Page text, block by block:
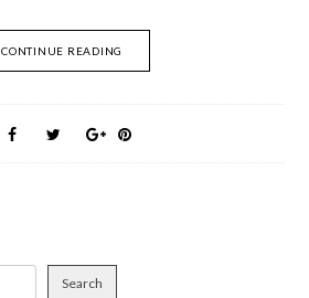
CONTINUE READING
Search